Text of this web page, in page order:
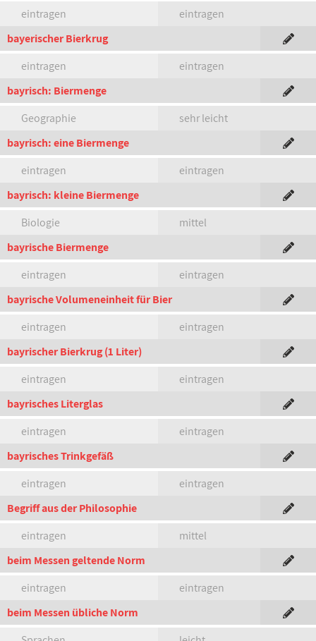
eintragen
eintragen
bayerischer Bierkrug
eintragen
eintragen
bayrisch: Biermenge
Geographie
sehr leicht
bayrisch: eine Biermenge
eintragen
eintragen
bayrisch: kleine Biermenge
Biologie
mittel
bayrische Biermenge
eintragen
eintragen
bayrische Volumeneinheit für Bier
eintragen
eintragen
bayrischer Bierkrug (1 Liter)
eintragen
eintragen
bayrisches Literglas
eintragen
eintragen
bayrisches Trinkgefäß
eintragen
eintragen
Begriff aus der Philosophie
eintragen
mittel
beim Messen geltende Norm
eintragen
eintragen
beim Messen übliche Norm